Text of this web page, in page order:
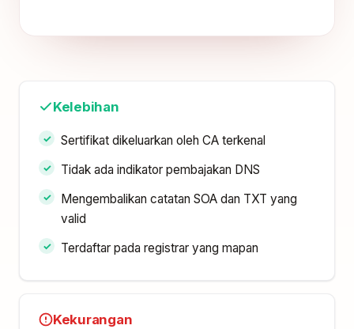
Kelebihan
Sertifikat dikeluarkan oleh CA terkenal
Tidak ada indikator pembajakan DNS
Mengembalikan catatan SOA dan TXT yang
valid
Terdaftar pada registrar yang mapan
Kekurangan